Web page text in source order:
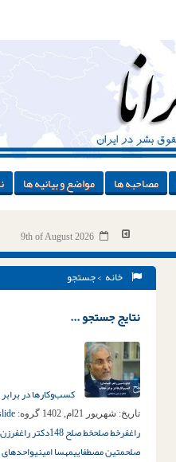
مصاحبه ها مواضع و بیانیه ها
9th of August 2026
خانه > جستجو
نتایج جستجو ...
کسب‌وکارها در
تاریخ: شهریور 21ام, 1402 گروه:
راغفرخط صلحخط صلح 148 دکتر راغفر
صلحمتین مصطفاییمهسا امینی